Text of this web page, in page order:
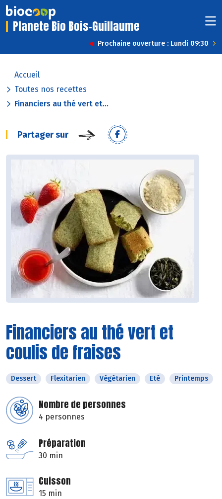
Planete Bio Bois-Guillaume
Prochaine ouverture : Lundi 09:30
Accueil
Toutes nos recettes
Financiers au thé vert et...
Partager sur
Financiers au thé vert et
coulis de fraises
Dessert Flexitarien Végétarien Eté Printemps
Nombre de personnes
4 personnes
Préparation
30 min
Cuisson
15 min